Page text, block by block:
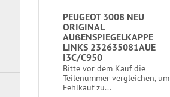
PEUGEOT 3008 NEU
ORIGINAL
AUßENSPIEGELKAPPE
LINKS 232635081AUE
I3C/C950
Bitte vor dem Kauf die
Teilenummer vergleichen, um
Fehlkauf zu...